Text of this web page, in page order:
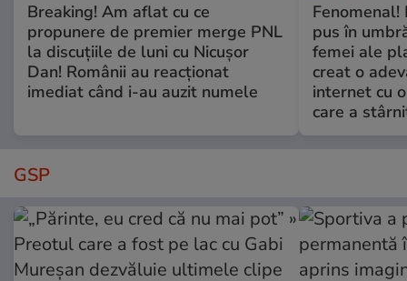
Breaking! Am aflat cu ce
propunere de premier merge PNL
la discuțiile de luni cu Nicușor
Dan! Românii au reacționat
imediat când i-au auzit numele
pus în
femei ale
creat o
internet cu
care a
GSP